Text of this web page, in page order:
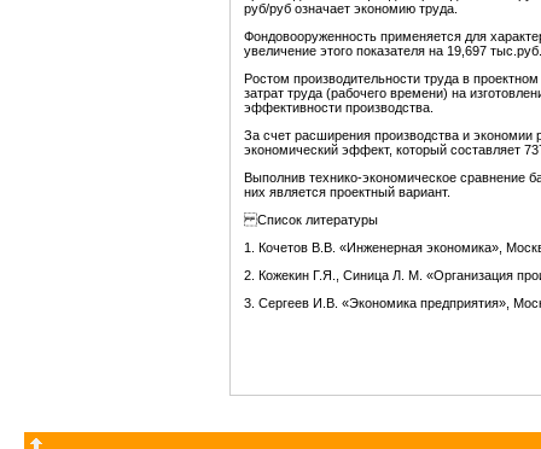
руб/руб означает экономию труда.
Фондовооруженность применяется для
увеличение этого показателя на 19,697
Ростом производительности труда в
затрат труда (рабочего времени) на
эффективности производства.
За счет расширения производства и
экономический эффект, который составляет
Выполнив технико-экономическое сравнение
них является проектный вариант.
Список литературы
1. Кочетов В.В. «Инженерная экономика»,
2. Кожекин Г.Я., Синица Л. М. «Организация
3. Сергеев И.В. «Экономика предприятия»,